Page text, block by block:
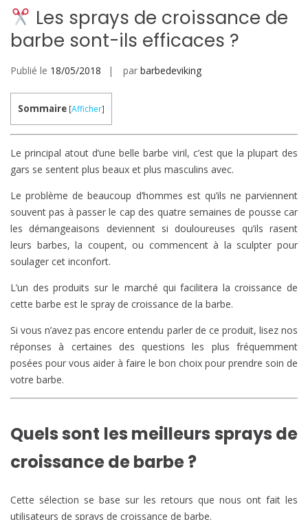
Les sprays de croissance de
barbe sont-ils efficaces ?
Publié le 18/05/2018 par barbedeviking
Sommaire [Afficher]
Le principal atout d’une belle barbe viril, c’est que la plupart des
gars se sentent plus beaux et plus masculins avec.
Le problème de beaucoup d’hommes est qu’ils ne parviennent
souvent pas à passer le cap des quatre semaines de pousse car
les démangeaisons deviennent si douloureuses qu’ils rasent
leurs barbes, la coupent, ou commencent à la sculpter pour
soulager cet inconfort.
L’un des produits sur le marché qui facilitera la croissance de
cette barbe est le spray de croissance de la barbe.
Si vous n’avez pas encore entendu parler de ce produit, lisez nos
réponses à certaines des questions les plus fréquemment
posées pour vous aider à faire le bon choix pour prendre soin de
votre barbe.
Quels sont les meilleurs sprays de
croissance de barbe ?
Cette sélection se base sur les retours que nous ont fait les
utilisateurs de sprays de croissance de barbe.